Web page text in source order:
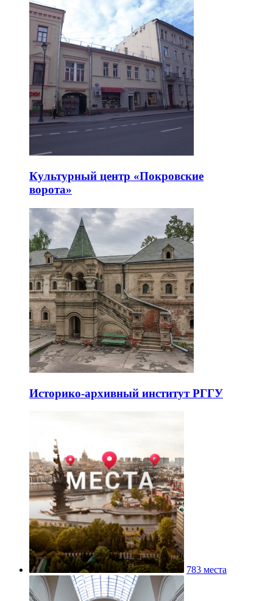
Культурный центр «Покровские
ворота»
Историко-архивный институт РГГУ
783 места